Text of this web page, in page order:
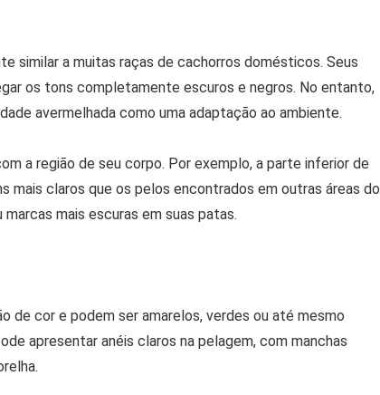
similar a muitas raças de cachorros domésticos. Seus
os tons completamente escuros e negros. No entanto,
avermelhada como uma adaptação ao ambiente.
a região de seu corpo. Por exemplo, a parte inferior de
claros que os pelos encontrados em outras áreas do
mais escuras em suas patas.
de cor e podem ser amarelos, verdes ou até mesmo
apresentar anéis claros na pelagem, com manchas